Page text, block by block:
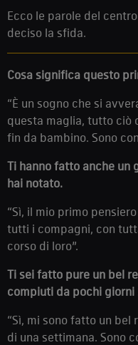
Ecco le parole del
deciso la sfida.
Cosa significa questo
“È un sogno che si
questa maglia, tutto ciò
fin da bambino. Sono
Ti hanno fatto anche un
hai notato.
“Sì, il mio primo
tutti i compagni, con
corso di loro”.
Ti sei fatto pure un bel
compiuti da pochi giorni
“Sì, mi sono fatto un
di una settimana. Sono